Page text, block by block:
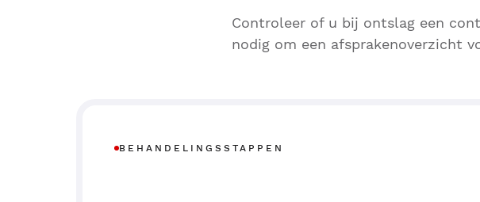
Controleer of u bij ontslag een
nodig om een afsprakenoverzicht
BEHANDELINGSSTAPPEN